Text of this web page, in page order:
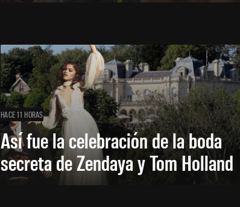
HACE 11 HORAS
Así fue la celebración de la boda
secreta de Zendaya y Tom Holland